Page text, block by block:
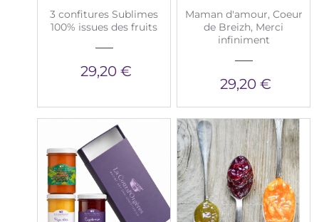
3 confitures Sublimes
100% issues des fruits
29,20 €
Maman d'amour, Coeur
de Breizh, Merci
infiniment
29,20 €